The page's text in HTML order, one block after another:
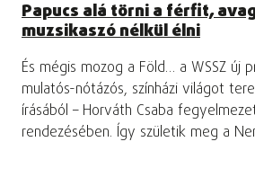
Papucs alá törni a férfit,
muzsikaszó nélkül élni
És mégis mozog a Föld… a WSSZ új
mulatós-nótázós, színházi világot
írásából – Horváth Csaba
rendezésében. Így születik meg a